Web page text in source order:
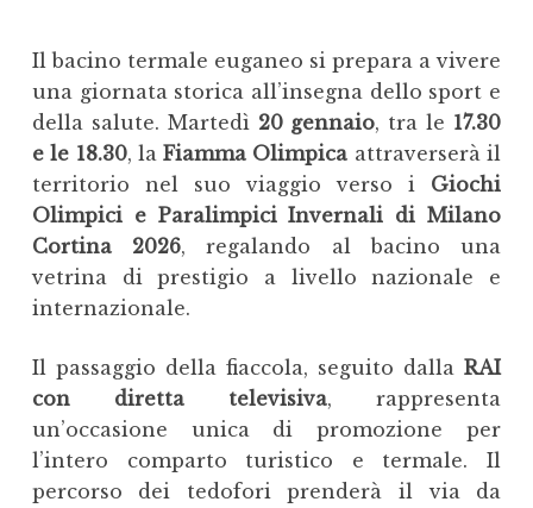
Il bacino termale euganeo si prepara a vivere
una giornata storica all’insegna dello sport e
della salute. Martedì 20 gennaio, tra le 17.30
e le 18.30, laFiamma Olimpica attraverserà il
territorio nel suo viaggio verso i Giochi
Olimpici e Paralimpici Invernali di Milano
Cortina 2026, regalando al bacino una
vetrina di prestigio a livello nazionale e
internazionale.
Il passaggio della fiaccola, seguito dallaRAI
con diretta televisiva, rappresenta
un’occasione unica di promozione per
l’intero comparto turistico e termale. Il
percorso dei tedofori prenderà il via da